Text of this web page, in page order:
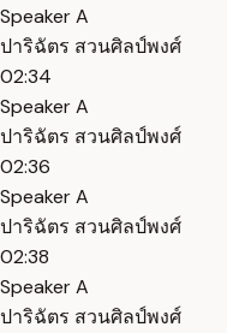
Speaker A
ปาริฉัตร สวนศิลป์พงศ์
02:34
Speaker A
ปาริฉัตร สวนศิลป์พงศ์
02:36
Speaker A
ปาริฉัตร สวนศิลป์พงศ์
02:38
Speaker A
ปาริฉัตร สวนศิลป์พงศ์